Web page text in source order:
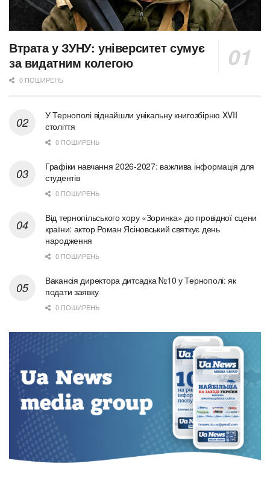
Втрата у ЗУНУ: університет сумує
за видатним колегою
0 ПОШИРЕНЬ
У Тернополі віднайшли унікальну книгозбірню XVII
століття
0 ПОШИРЕНЬ
Графіки навчання 2026-2027: важлива інформація для
студентів
0 ПОШИРЕНЬ
Від тернопільського хору «Зоринка» до провідної сцени
країни: актор Роман Ясіновський святкує день
народження
0 ПОШИРЕНЬ
Вакансія директора дитсадка №10 у Тернополі: як
подати заявку
0 ПОШИРЕНЬ